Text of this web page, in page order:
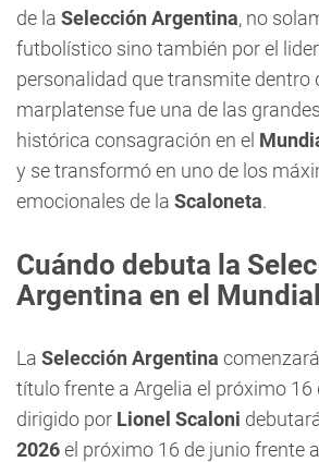
de la Selección Argentina, no
futbolístico sino también por el
personalidad que transmite dentro
marplatense fue una de las
histórica consagración en el
y se transformó en uno de los
emocionales de la Scaloneta.
Cuándo debuta la
Argentina en el
La Selección Argentina
título frente a Argelia el próximo 16
dirigido por Lionel Scaloni
2026el próximo 16 de junio frente